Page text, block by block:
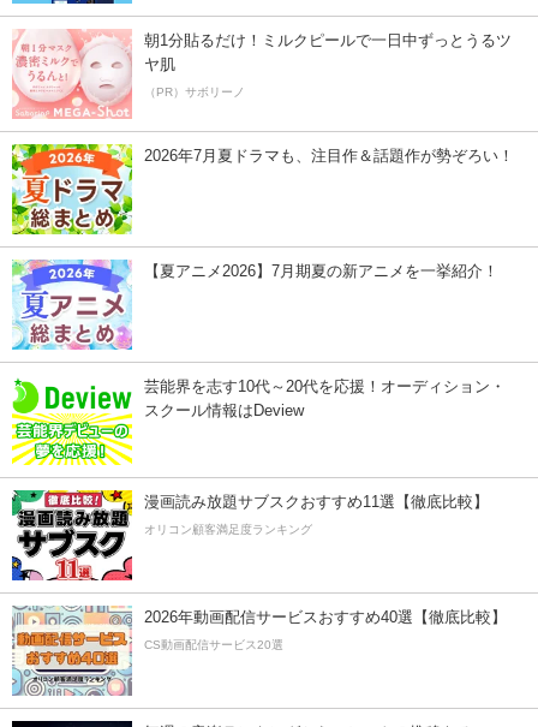
朝1分貼るだけ！ミルクピールで一日中ずっとうるツ
ヤ肌
（PR）サボリーノ
2026年7月夏ドラマも、注目作＆話題作が勢ぞろい！
【夏アニメ2026】7月期夏の新アニメを一挙紹介！
芸能界を志す10代～20代を応援！オーディション・
スクール情報はDeview
漫画読み放題サブスクおすすめ11選【徹底比較】
オリコン顧客満足度ランキング
2026年動画配信サービスおすすめ40選【徹底比較】
CS動画配信サービス20選